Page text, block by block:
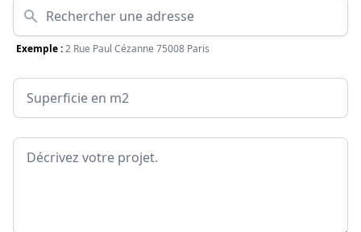
Adresse
Exemple :2 Rue Paul Cézanne 75008 Paris
Surface
Message